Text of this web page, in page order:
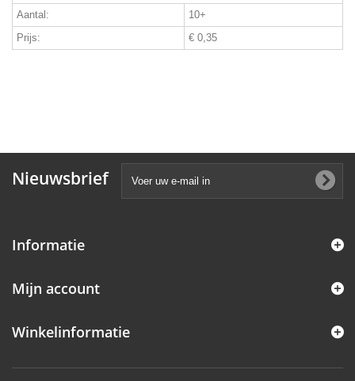
Aantal:
10+
Prijs:
€ 0,35
Nieuwsbrief
Informatie
Mijn account
Winkelinformatie